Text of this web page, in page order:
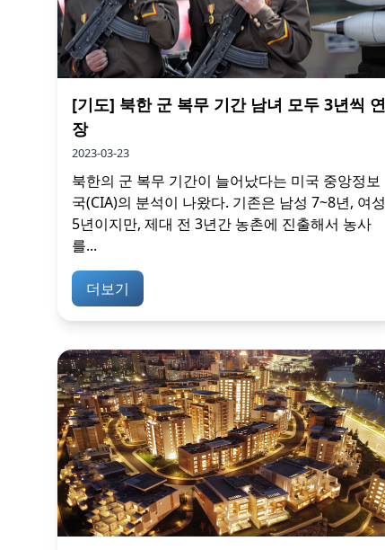
[기도] 북한 군 복무 기간 남녀 모두 3년씩 연
장
2023-03-23
북한의 군 복무 기간이 늘어났다는 미국 중앙정보
국(CIA)의 분석이 나왔다. 기존은 남성 7~8년, 여성
5년이지만, 제대 전 3년간 농촌에 진출해서 농사
를...
더보기